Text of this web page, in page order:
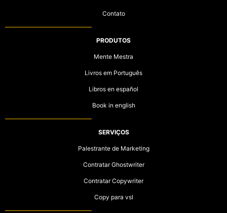
Contato
PRODUTOS
Mente Mestra
Livros em Português
Libros en español
Book in english
SERVIÇOS
Palestrante de Marketing
Contratar Ghostwriter
Contratar Copywriter
Copy para vsl